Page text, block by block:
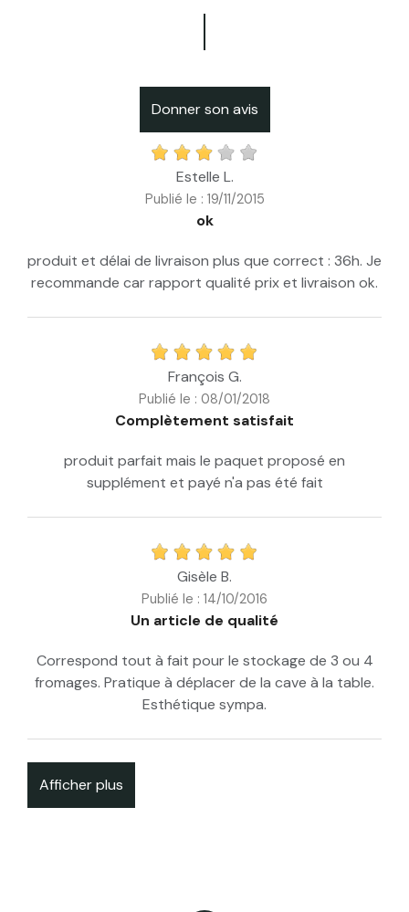
Donner son avis
Estelle L.
Publié le : 19/11/2015
ok
produit et délai de livraison plus que correct : 36h. Je
recommande car rapport qualité prix et livraison ok.
François G.
Publié le : 08/01/2018
Complètement satisfait
produit parfait mais le paquet proposé en
supplément et payé n'a pas été fait
Gisèle B.
Publié le : 14/10/2016
Un article de qualité
Correspond tout à fait pour le stockage de 3 ou 4
fromages. Pratique à déplacer de la cave à la table.
Esthétique sympa.
Afficher plus